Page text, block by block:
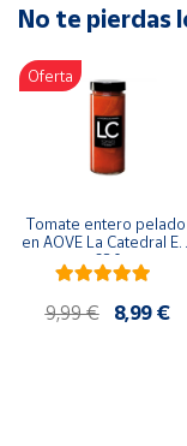
Artesanía
Oficina y
Papelería
Para Canarias,
Ceuta y Melilla
populares
Bono
Cultural
No te pierdas
Oferta
Tomate entero pelado
en AOVE La Catedral ER-
630
9,99 € 8,99 €